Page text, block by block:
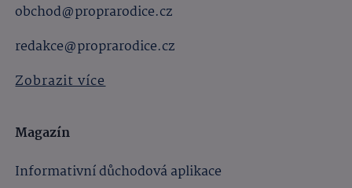
obchod@proprarodice.cz
redakce@proprarodice.cz
Zobrazit více
Magazín
Informativní důchodová aplikace